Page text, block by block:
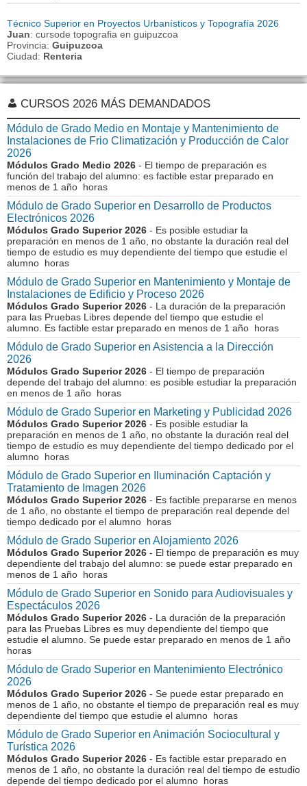
Técnico Superior en Proyectos Urbanísticos y Topografía 2026
Juan: cursode topografia en guipuzcoa
Provincia: Guipuzcoa
Ciudad: Renteria
CURSOS 2026 MÁS DEMANDADOS
Módulo de Grado Medio en Montaje y Mantenimiento de
Instalaciones de Frio Climatización y Producción de Calor
2026
Módulos Grado Medio 2026 - El tiempo de preparación es
función del trabajo del alumno: es factible estar preparado en
menos de 1 año horas
Módulo de Grado Superior en Desarrollo de Productos
Electrónicos 2026
Módulos Grado Superior 2026 - Es posible estudiar la
preparación en menos de 1 año, no obstante la duración real del
tiempo de estudio es muy dependiente del tiempo que estudie el
alumno horas
Módulo de Grado Superior en Mantenimiento y Montaje de
Instalaciones de Edificio y Proceso 2026
Módulos Grado Superior 2026 - La duración de la preparación
para las Pruebas Libres depende del tiempo que estudie el
alumno. Es factible estar preparado en menos de 1 año horas
Módulo de Grado Superior en Asistencia a la Dirección
2026
Módulos Grado Superior 2026 - El tiempo de preparación
depende del trabajo del alumno: es posible estudiar la preparación
en menos de 1 año horas
Módulo de Grado Superior en Marketing y Publicidad 2026
Módulos Grado Superior 2026 - Es posible estudiar la
preparación en menos de 1 año, no obstante la duración real del
tiempo de estudio es muy dependiente del tiempo dedicado por el
alumno horas
Módulo de Grado Superior en Iluminación Captación y
Tratamiento de Imagen 2026
Módulos Grado Superior 2026 - Es factible prepararse en menos
de 1 año, no obstante el tiempo de preparación real depende del
tiempo dedicado por el alumno horas
Módulo de Grado Superior en Alojamiento 2026
Módulos Grado Superior 2026 - El tiempo de preparación es muy
dependiente del trabajo del alumno: se puede estar preparado en
menos de 1 año horas
Módulo de Grado Superior en Sonido para Audiovisuales y
Espectáculos 2026
Módulos Grado Superior 2026 - La duración de la preparación
para las Pruebas Libres es muy dependiente del tiempo que
estudie el alumno. Se puede estar preparado en menos de 1 año
horas
Módulo de Grado Superior en Mantenimiento Electrónico
2026
Módulos Grado Superior 2026 - Se puede estar preparado en
menos de 1 año, no obstante el tiempo de preparación real es muy
dependiente del tiempo que estudie el alumno horas
Módulo de Grado Superior en Animación Sociocultural y
Turística 2026
Módulos Grado Superior 2026 - Es factible estar preparado en
menos de 1 año, no obstante la duración real del tiempo de estudio
depende del tiempo dedicado por el alumno horas